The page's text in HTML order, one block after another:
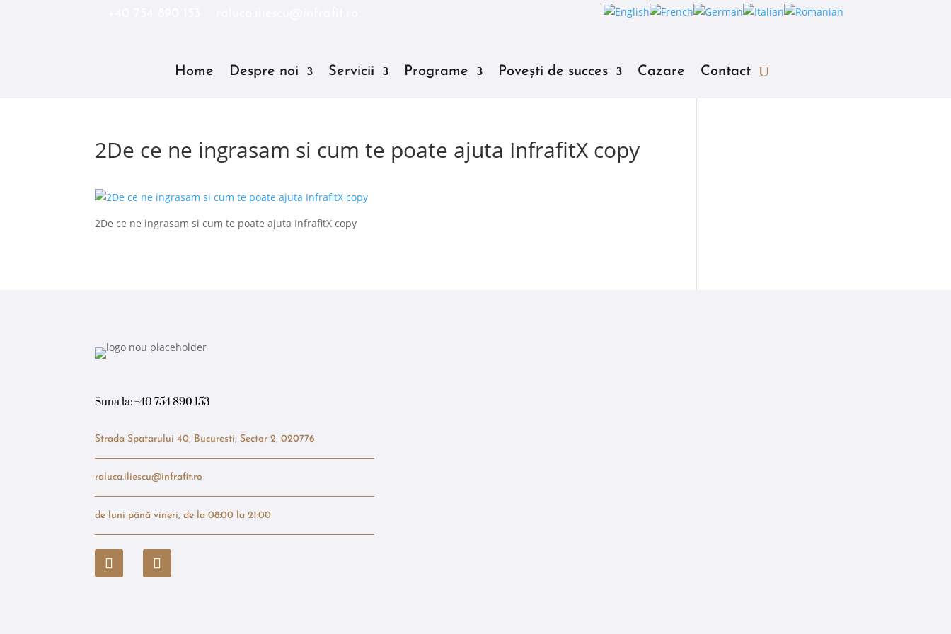
Home Despre noi Servicii Programe Povești de succes Cazare Contact
2De ce ne ingrasam si cum te poate ajuta InfrafitX copy
2De ce ne ingrasam si cum te poate ajuta InfrafitX copy
Suna la:+40 754 890 153
Strada Spatarului 40, Bucuresti, Sector 2, 020776
raluca.iliescu@infrafit.ro
de luni până vineri, de la 08:00 la 21:00